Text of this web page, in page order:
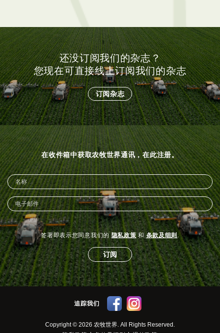
还没订阅我们的杂志？
您现在可直接线上订阅我们的杂志
订阅杂志
在收件箱中获取农牧世界通讯，在此注册。
签署即表示您同意我们的隐私政策 和条款及细则 .
订阅
追踪我们
Copyright © 2026 农牧世界. All Rights Reserved.